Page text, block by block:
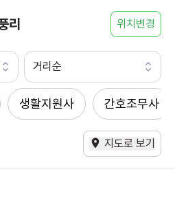
리 위치변경
거리순
생활지원사 간호조무사
지도로 보기